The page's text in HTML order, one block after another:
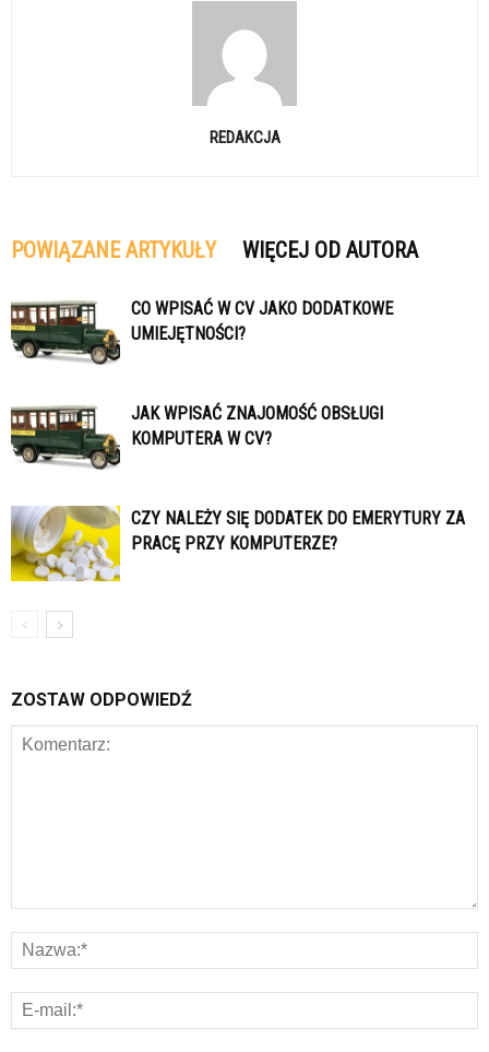
REDAKCJA
POWIĄZANE ARTYKUŁY WIĘCEJ OD AUTORA
CO WPISAĆ W CV JAKO DODATKOWE
UMIEJĘTNOŚCI?
JAK WPISAĆ ZNAJOMOŚĆ OBSŁUGI
KOMPUTERA W CV?
CZY NALEŻY SIĘ DODATEK DO EMERYTURY ZA
PRACĘ PRZY KOMPUTERZE?
ZOSTAW ODPOWIEDŹ